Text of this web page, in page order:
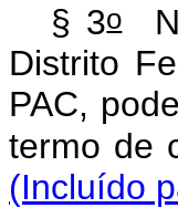
§ 3o
Distrito
PAC,
termo de
(Incluído